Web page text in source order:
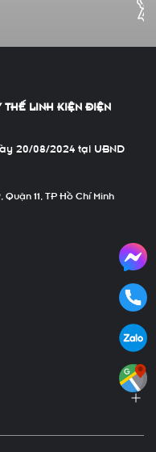
THẾ LINH KIỆN ĐIỆN
20/08/2024 tại UBND
11, TP Hồ Chí Minh